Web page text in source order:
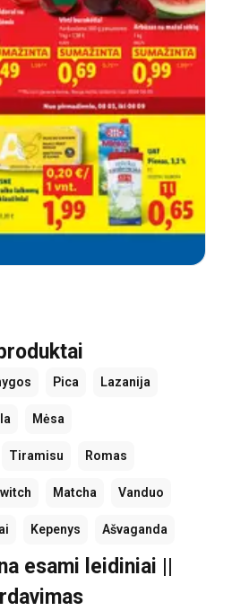
Pica Lazanija
Mėsa
Tiramisu Romas
Matcha Vanduo
Kepenys Ašvaganda
esami leidiniai ||